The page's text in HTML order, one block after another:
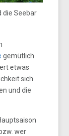
die Seebar
gemütlich
etwas
sich
und die
wer